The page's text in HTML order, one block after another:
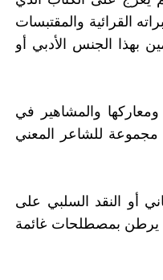
القرائية والمقتبسات
بهذا الجنس الأدبي أو
والمشاهير في
مجموعة للشاعر المعني
أو النقد السلبي على
يرطن بمصطلحات غائمة